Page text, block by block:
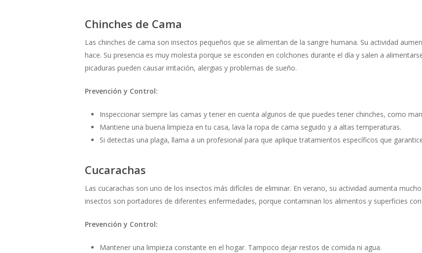
Chinches de Cama
Las chinches de cama son insectos pequeños que se alimentan de la sangre humana. Su actividad
hace. Su presencia es muy molesta porque se esconden en colchones durante el día y salen a
picaduras pueden causar irritación, alergias y problemas de sueño.
Prevención y Control:
Inspeccionar siempre las camas y tener en cuenta algunos de que puedes tener chinches, como
Mantiene una buena limpieza en tu casa, lava la ropa de cama seguido y a altas temperaturas.
Si detectas una plaga, llama a un profesional para que aplique tratamientos específicos que
Cucarachas
Las cucarachas son uno de los insectos más difíciles de eliminar. En verano, su actividad aumenta
insectos son portadores de diferentes enfermedades, porque contaminan los alimentos y superficies
Prevención y Control:
Mantener una limpieza constante en el hogar. Tampoco dejar restos de comida ni agua.